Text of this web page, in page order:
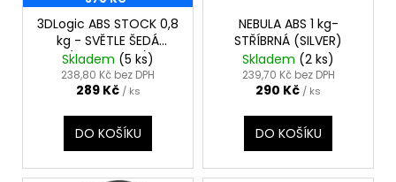
3DLogic ABS STOCK 0,8
kg - SVĚTLE ŠEDÁ
(LIGHT GRAY)
Skladem (5 ks)
238,80 Kč bez DPH
289 Kč / ks
DO KOŠÍKU
NEBULA ABS 1 kg-
STŘÍBRNÁ (SILVER)
Skladem (2 ks)
239,70 Kč bez DPH
290 Kč / ks
DO KOŠÍKU